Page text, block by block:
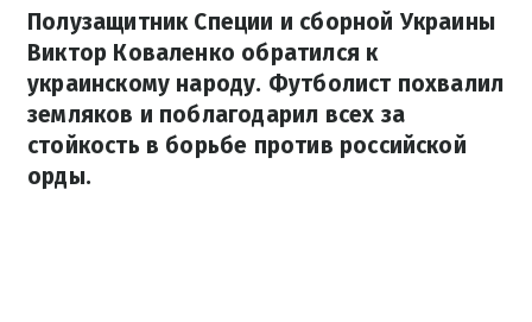
Полузащитник Специи и сборной Украины
Виктор Коваленко обратился к
украинскому народу. Футболист похвалил
земляков и поблагодарил всех за
стойкость в борьбе против российской
орды.